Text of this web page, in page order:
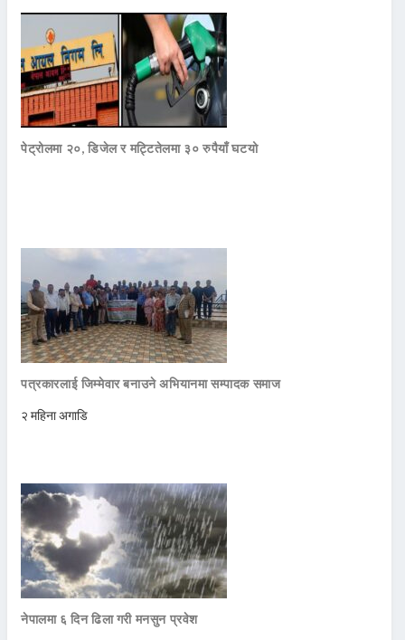
पेट्रोलमा २०, डिजेल र मट्टितेलमा ३० रुपैयाँ घटयो
पत्रकारलाई जिम्मेवार बनाउने अभियानमा सम्पादक समाज
२ महिना अगाडि
नेपालमा ६ दिन ढिला गरी मनसुन प्रवेश